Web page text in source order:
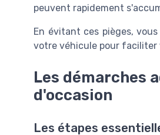
peuvent rapidement
En évitant ces pièges,
votre véhicule pour faciliter
Les démarches
d'occasion
Les étapes